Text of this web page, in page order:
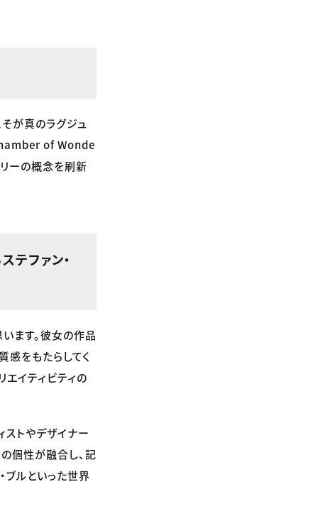
が真のラグジュ
of Wonde
ーの概念を刷新
テファン・
ます。彼女の作品
をもたらしてく
エイティビティの
トやデザイナー
個性が融合し、記
ブルといった世界